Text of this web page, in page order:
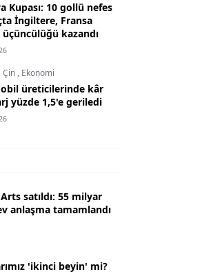
Kupası: 10 gollü nefes
İngiltere, Fransa
üçüncülüğü kazandı
,Çin , Ekonomi
üreticilerinde kâr
yüzde 1,5'e geriledi
satıldı: 55 milyar
anlaşma tamamlandı
'ikinci beyin' mi?